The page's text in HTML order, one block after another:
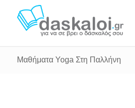
Μαθήματα Yoga Στη Παλλήνη